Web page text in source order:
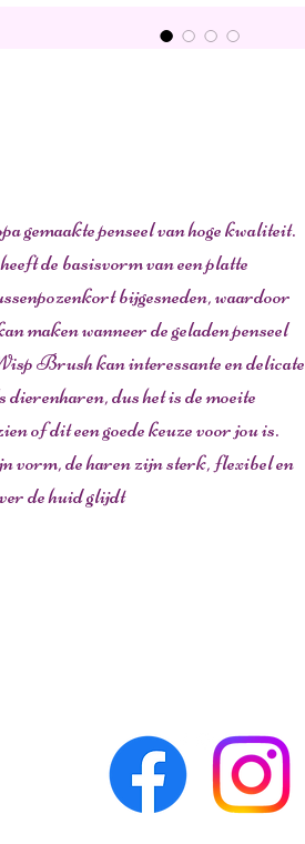
gemaakte penseel van hoge kwaliteit.
de basisvorm van een platte
bijgesneden, waardoor
maken wanneer de geladen penseel
Brush kan interessante en delicate
dierenharen, dus het is de moeite
of dit een goede keuze voor jou is.
de haren zijn sterk, flexibel en
de huid glijdt